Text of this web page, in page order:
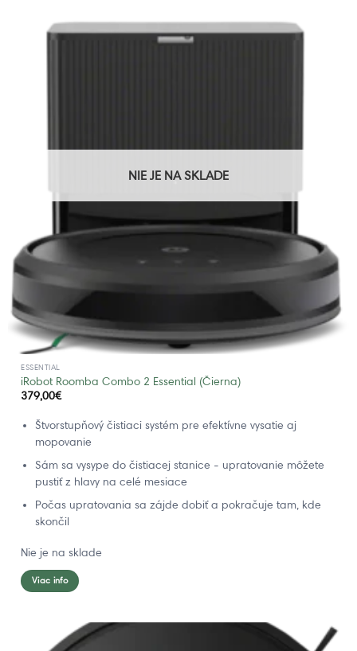
NIE JE NA SKLADE
ESSENTIAL
iRobot Roomba Combo 2 Essential (Čierna)
379,00€
Štvorstupňový čistiaci systém pre efektívne vysatie aj
mopovanie
Sám sa vysype do čistiacej stanice - upratovanie môžete
pustiť z hlavy na celé mesiace
Počas upratovania sa zájde dobiť a pokračuje tam, kde
skončil
Nie je na sklade
Viac info